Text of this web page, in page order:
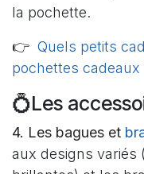
la pochette.
👉 Quels petits
pochettes cadeaux
💍Les
4. Les bagues et
aux designs variés